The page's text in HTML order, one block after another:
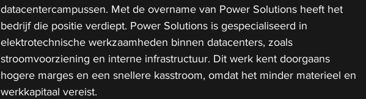
datacentercampussen. Met de overname van Power Solutions heeft het
bedrijf die positie verdiept. Power Solutions is gespecialiseerd in
elektrotechnische werkzaamheden binnen datacenters, zoals
stroomvoorziening en interne infrastructuur. Dit werk kent doorgaans
hogere marges en een snellere kasstroom, omdat het minder materieel en
werkkapitaal vereist.